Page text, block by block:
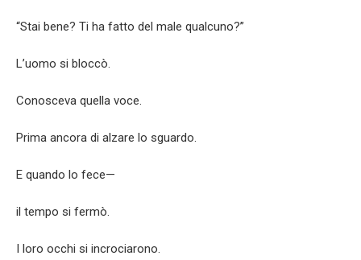
“Stai bene? Ti ha fatto del male qualcuno?”
L’uomo si bloccò.
Conosceva quella voce.
Prima ancora di alzare lo sguardo.
E quando lo fece—
il tempo si fermò.
I loro occhi si incrociarono.